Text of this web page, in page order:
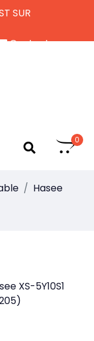
SUR
Contactez-nous
0
Hasee